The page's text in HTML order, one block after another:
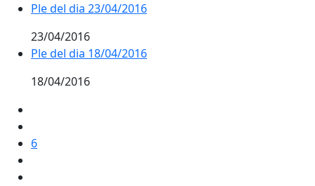
Ple del dia 23/04/2016
23/04/2016
Ple del dia 18/04/2016
18/04/2016
6